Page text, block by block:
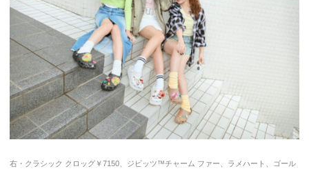
右・クラシック クロッグ￥7150、ジビッツ™チャーム ファー、ラメハート、ゴール